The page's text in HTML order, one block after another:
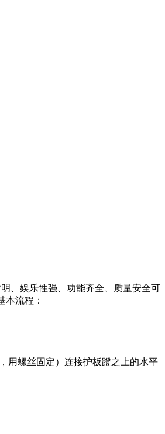
、娱乐性强、功能齐全、质量安全可
本流程：
用螺丝固定）连接护板蹬之上的水平